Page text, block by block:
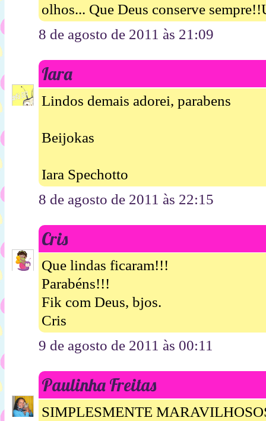
olhos... Que Deus conserve
8 de agosto de 2011 às 21:09
Iara
Lindos demais adorei, parabens
Beijokas
Iara Spechotto
8 de agosto de 2011 às 22:15
Cris
Que lindas ficaram!!!
Parabéns!!!
Fik com Deus, bjos.
Cris
9 de agosto de 2011 às 00:11
Paulinha Freitas
SIMPLESMENTE